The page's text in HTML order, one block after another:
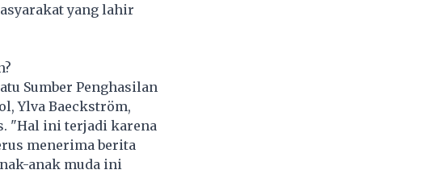
yang lahir
Sumber Penghasilan
Ylva Baeckström,
"Hal ini terjadi karena
menerima berita
anak muda ini